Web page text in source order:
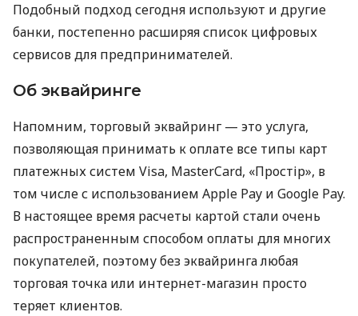
Подобный подход сегодня используют и другие
банки, постепенно расширяя список цифровых
сервисов для предпринимателей.
Об эквайринге
Напомним, торговый эквайринг — это услуга,
позволяющая принимать к оплате все типы карт
платежных систем Visa, MasterCard, «Простір», в
том числе с использованием Apple Pay и Google Pay.
В настоящее время расчеты картой стали очень
распространенным способом оплаты для многих
покупателей, поэтому без эквайринга любая
торговая точка или интернет-магазин просто
теряет клиентов.